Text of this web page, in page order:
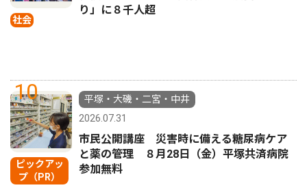
社会
り」に８千人超
10
ピックアッ
プ（PR）
平塚・大磯・二宮・中井
2026.07.31
市民公開講座 災害時に備える糖尿病ケア
と薬の管理 ８月28日（金）平塚共済病院
参加無料